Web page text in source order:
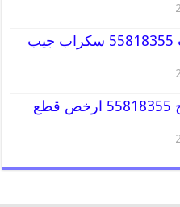
قطع غيار جيب 55818355 سكراب جيب
قطع غيار دودج 55818355 ارخص قطع